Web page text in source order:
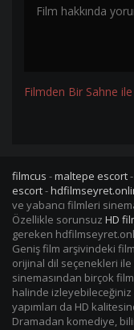
Filmden Bir Sahne
filmcus -maltepe escort-
escort-
ve yabancı filmleri
Özellikle sorunsuz HD
gereken
Geniş film arşivindeki
orijinal dil seçenekleri
sinemasından birçok
halinde
yapımları da HD
Dramadan komediye,